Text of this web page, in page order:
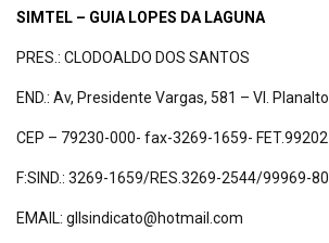
SIMTEL – GUIA LOPES DA LAGUNA
PRES.: CLODOALDO DOS SANTOS
END.: Av, Presidente Vargas, 581 – Vl. Planalto
CEP – 79230-000- fax-3269-1659-
F:SIND.: 3269-1659/RES.3269-2544/99969-
EMAIL: gllsindicato@hotmail.com